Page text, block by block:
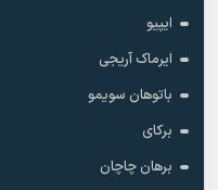
ایپیو
ایرماک آریجی
باتوهان سویمو
برکای
برهان چاچان